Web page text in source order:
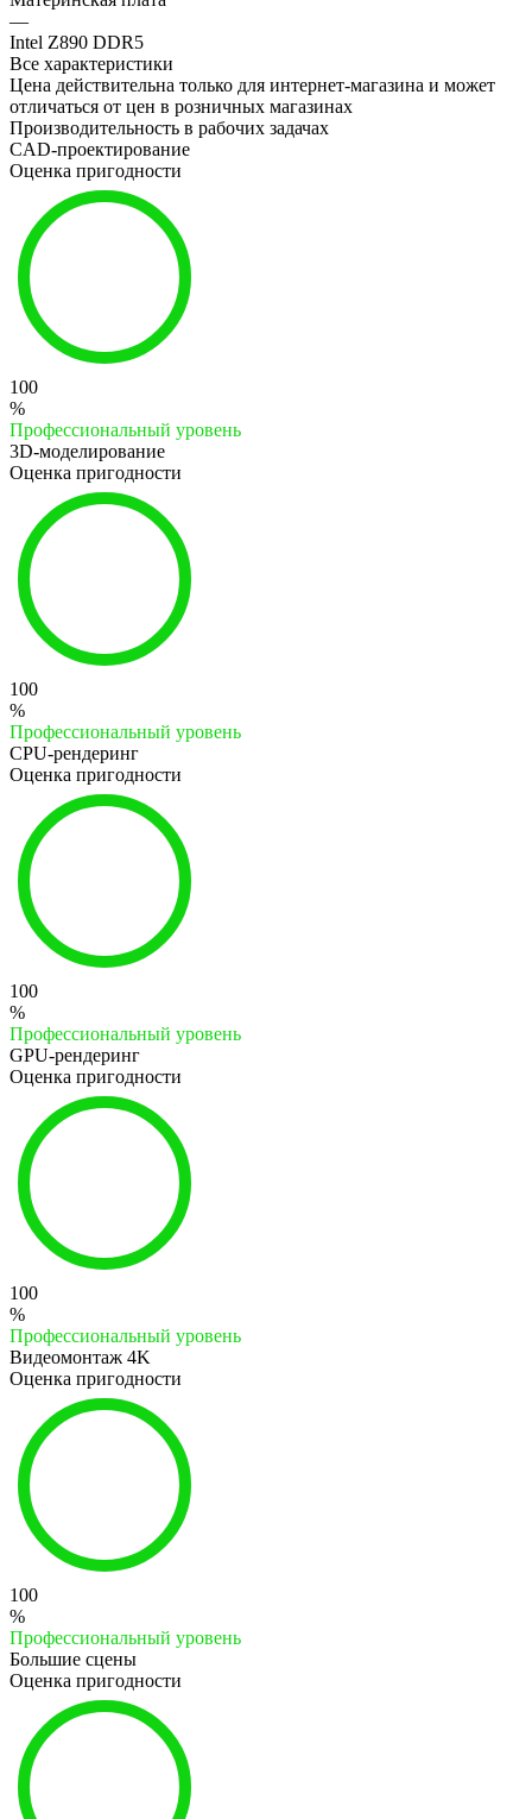
—
Intel Z890 DDR5
Все характеристики
Цена действительна только для интернет-магазина и может
отличаться от цен в розничных магазинах
Производительность в рабочих задачах
CAD-проектирование
Оценка пригодности
100
%
Профессиональный уровень
3D-моделирование
Оценка пригодности
100
%
Профессиональный уровень
CPU-рендеринг
Оценка пригодности
100
%
Профессиональный уровень
GPU-рендеринг
Оценка пригодности
100
%
Профессиональный уровень
Видеомонтаж 4K
Оценка пригодности
100
%
Профессиональный уровень
Большие сцены
Оценка пригодности